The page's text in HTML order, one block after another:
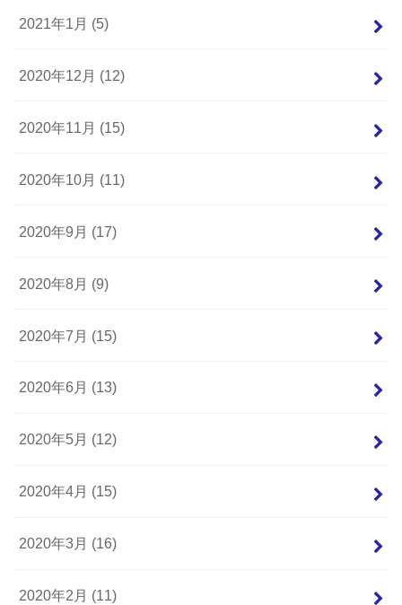
2021年1月 (5)
2020年12月 (12)
2020年11月 (15)
2020年10月 (11)
2020年9月 (17)
2020年8月 (9)
2020年7月 (15)
2020年6月 (13)
2020年5月 (12)
2020年4月 (15)
2020年3月 (16)
2020年2月 (11)